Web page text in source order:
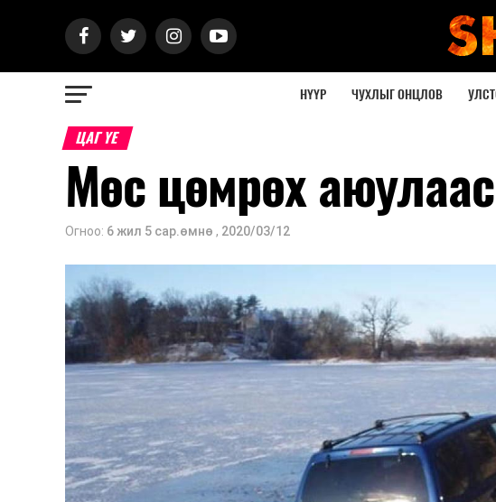
НҮҮР ЧУХЛЫГ ОНЦЛОВ
ЦАГ ҮЕ
Мөс цөмрөх
Огноо: 6 жил 5 сар.өмнө , 2020/03/12